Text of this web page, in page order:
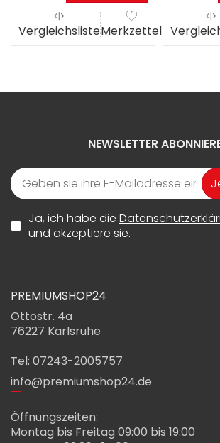
VergleichslisteMerkzettel
NEWSLETTER
Ja, ich habe die
und akzeptiere sie.
PREMIUMSHOP24
Ottostr. 4a
76227 Karlsruhe
Tel: 07243-2005757
info@premiumshop24.de
Öffnungszeiten:
Montag bis Freitag 09:00 bis 19:00